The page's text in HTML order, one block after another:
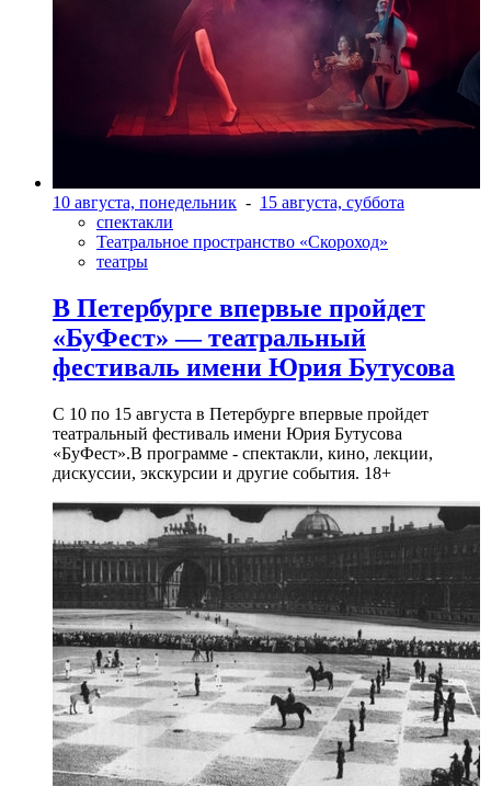
10 августа, понедельник - 15 августа, суббота
спектакли
Театральное пространство «Скороход»
театры
В Петербурге впервые пройдет
«БуФест» — театральный
фестиваль имени Юрия Бутусова
С 10 по 15 августа в Петербурге впервые пройдет
театральный фестиваль имени Юрия Бутусова
«БуФест».В программе - спектакли, кино, лекции,
дискуссии, экскурсии и другие события. 18+